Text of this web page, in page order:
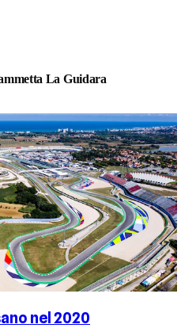
La Guidara
nel 2020